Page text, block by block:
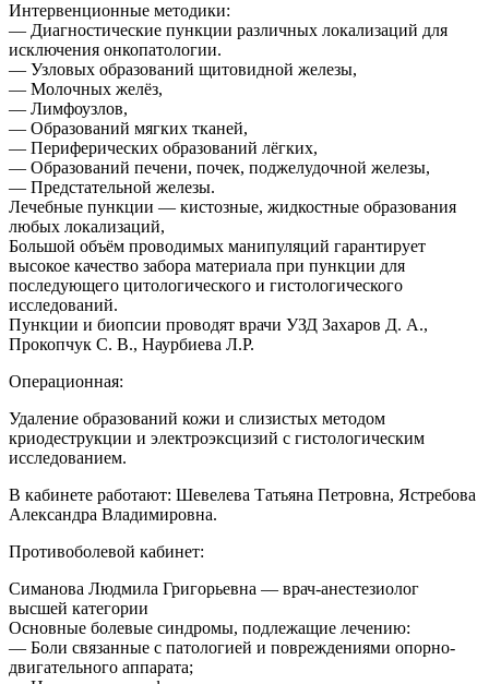
Интервенционные методики:
— Диагностические пункции различных локализаций для
исключения онкопатологии.
— Узловых образований щитовидной железы,
— Молочных желёз,
— Лимфоузлов,
— Образований мягких тканей,
— Периферических образований лёгких,
— Образований печени, почек, поджелудочной железы,
— Предстательной железы.
Лечебные пункции — кистозные, жидкостные образования
любых локализаций,
Большой объём проводимых манипуляций гарантирует
высокое качество забора материала при пункции для
последующего цитологического и гистологического
исследований.
Пункции и биопсии проводят врачи УЗД Захаров Д. А.,
Прокопчук С. В., Наурбиева Л.Р.
Операционная:
Удаление образований кожи и слизистых методом
криодеструкции и электроэксцизий с гистологическим
исследованием.
В кабинете работают: Шевелева Татьяна Петровна, Ястребова
Александра Владимировна.
Противоболевой кабинет:
Симанова Людмила Григорьевна — врач-анестезиолог
высшей категории
Основные болевые синдромы, подлежащие лечению:
— Боли связанные с патологией и повреждениями опорно-
двигательного аппарата;